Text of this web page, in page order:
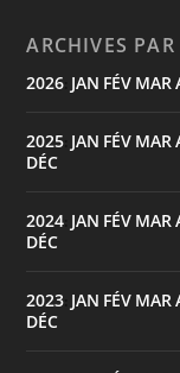
ARCHIVES
2026 JAN FÉV MAR
2025 JAN FÉV MAR
DÉC
2024 JAN FÉV MAR
DÉC
2023 JAN FÉV MAR
DÉC